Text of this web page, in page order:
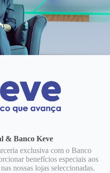
& Banco Keve
exclusiva com o Banco
benefícios especiais aos
nossas lojas seleccionadas.